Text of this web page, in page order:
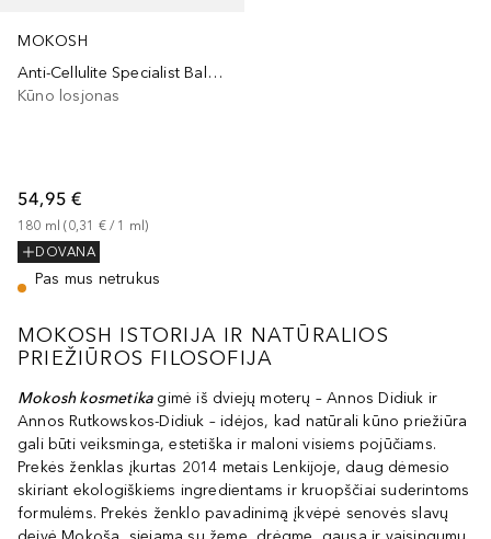
MOKOSH
Anti-Cellulite Specialist Balm Mokosh ICON Vanilla & Thyme
Kūno losjonas
54,95 €
180 ml (0,31 € / 1 ml)
DOVANA
Pas mus netrukus
MOKOSH ISTORIJA IR NATŪRALIOS
PRIEŽIŪROS FILOSOFIJA
Mokosh kosmetika gimė iš dviejų moterų – Annos Didiuk ir
Annos Rutkowskos-Didiuk – idėjos, kad natūrali kūno priežiūra
gali būti veiksminga, estetiška ir maloni visiems pojūčiams.
Prekės ženklas įkurtas 2014 metais Lenkijoje, daug dėmesio
skiriant ekologiškiems ingredientams ir kruopščiai suderintoms
formulėms. Prekės ženklo pavadinimą įkvėpė senovės slavų